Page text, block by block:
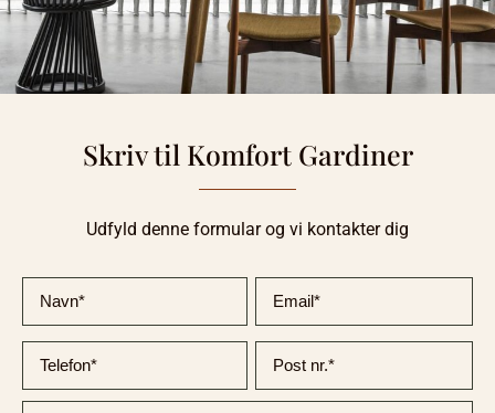
Skriv til Komfort Gardiner
Udfyld denne formular og vi kontakter dig